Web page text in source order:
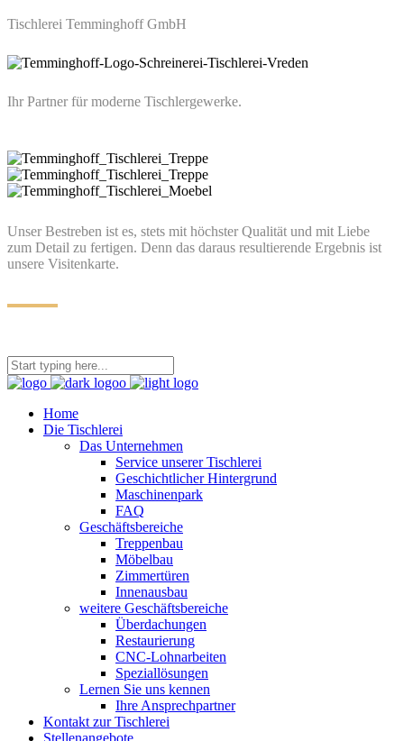
Tischlerei Temminghoff GmbH
Ihr Partner für moderne Tischlergewerke.
Unser Bestreben ist es, stets mit höchster Qualität und mit Liebe
zum Detail zu fertigen. Denn das daraus resultierende Ergebnis ist
unsere Visitenkarte.
Home
Die Tischlerei
Das Unternehmen
Service unserer Tischlerei
Geschichtlicher Hintergrund
Maschinenpark
FAQ
Geschäftsbereiche
Treppenbau
Möbelbau
Zimmertüren
Innenausbau
weitere Geschäftsbereiche
Überdachungen
Restaurierung
CNC-Lohnarbeiten
Speziallösungen
Lernen Sie uns kennen
Ihre Ansprechpartner
Kontakt zur Tischlerei
Stellenangebote